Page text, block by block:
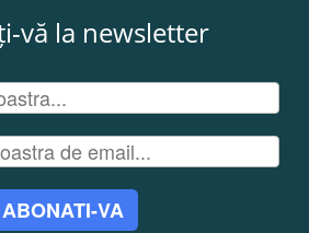
vă la newsletter
ABONATI-VA